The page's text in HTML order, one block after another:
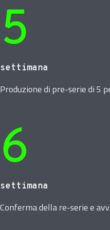
5
settimana
Produzione di pre-serie di 5
6
settimana
Conferma della re-serie e